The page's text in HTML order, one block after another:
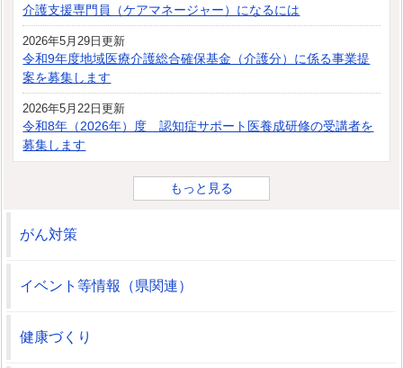
介護支援専門員（ケアマネージャー）になるには
2026年5月29日更新
令和9年度地域医療介護総合確保基金（介護分）に係る事業提
案を募集します
2026年5月22日更新
令和8年（2026年）度 認知症サポート医養成研修の受講者を
募集します
もっと見る
がん対策
イベント等情報（県関連）
健康づくり